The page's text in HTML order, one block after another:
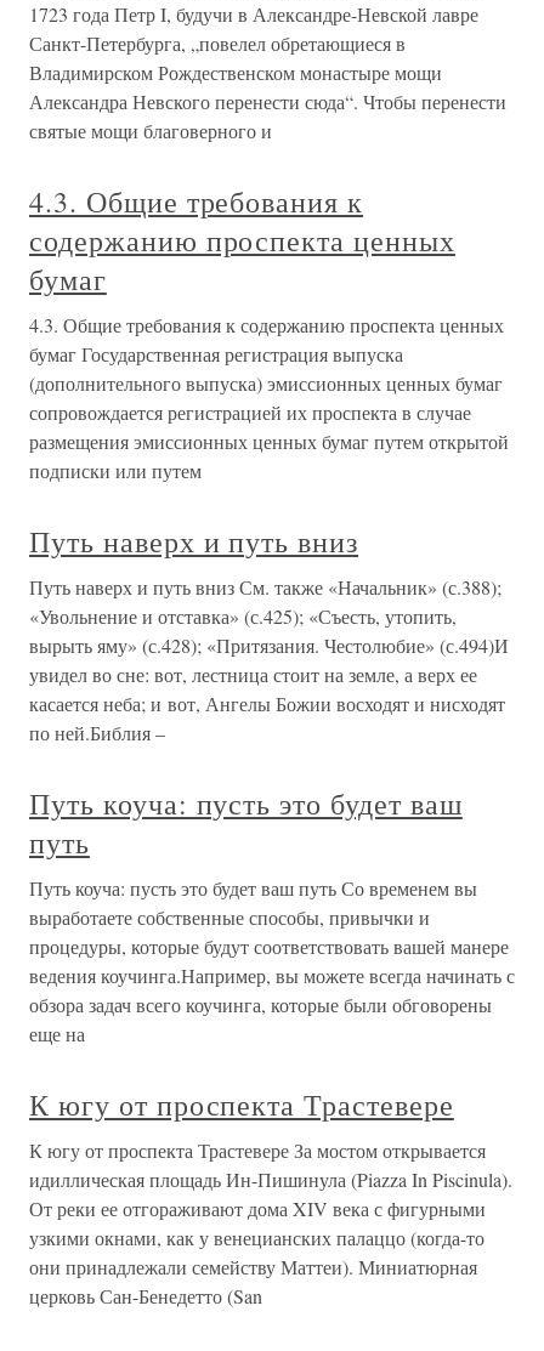
1723 года Петр I, будучи в Александре-Невской лавре
Санкт-Петербурга, „повелел обретающиеся в
Владимирском Рождественском монастыре мощи
Александра Невского перенести сюда“. Чтобы перенести
святые мощи благоверного и
4.3. Общие требования к
содержанию проспекта ценных
бумаг
4.3. Общие требования к содержанию проспекта ценных
бумаг Государственная регистрация выпуска
(дополнительного выпуска) эмиссионных ценных бумаг
сопровождается регистрацией их проспекта в случае
размещения эмиссионных ценных бумаг путем открытой
подписки или путем
Путь наверх и путь вниз
Путь наверх и путь вниз См. также «Начальник» (с.388);
«Увольнение и отставка» (с.425); «Съесть, утопить,
вырыть яму» (с.428); «Притязания. Честолюбие» (с.494)И
увидел во сне: вот, лестница стоит на земле, а верх ее
касается неба; и вот, Ангелы Божии восходят и нисходят
по ней.Библия –
Путь коуча: пусть это будет ваш
путь
Путь коуча: пусть это будет ваш путь Со временем вы
выработаете собственные способы, привычки и
процедуры, которые будут соответствовать вашей манере
ведения коучинга.Например, вы можете всегда начинать с
обзора задач всего коучинга, которые были обговорены
еще на
К югу от проспекта Трастевере
К югу от проспекта Трастевере За мостом открывается
идиллическая площадь Ин-Пишинула (Piazza In Piscinula).
От реки ее отгораживают дома XIV века с фигурными
узкими окнами, как у венецианских палаццо (когда-то
они принадлежали семейству Маттеи). Миниатюрная
церковь Сан-Бенедетто (San